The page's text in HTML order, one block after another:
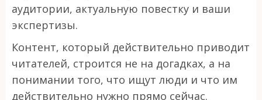
аудитории, актуальную повестку и ваши
экспертизы.
Контент, который действительно приводит
читателей, строится не на догадках, а на
понимании того, что ищут люди и что им
действительно нужно прямо сейчас.